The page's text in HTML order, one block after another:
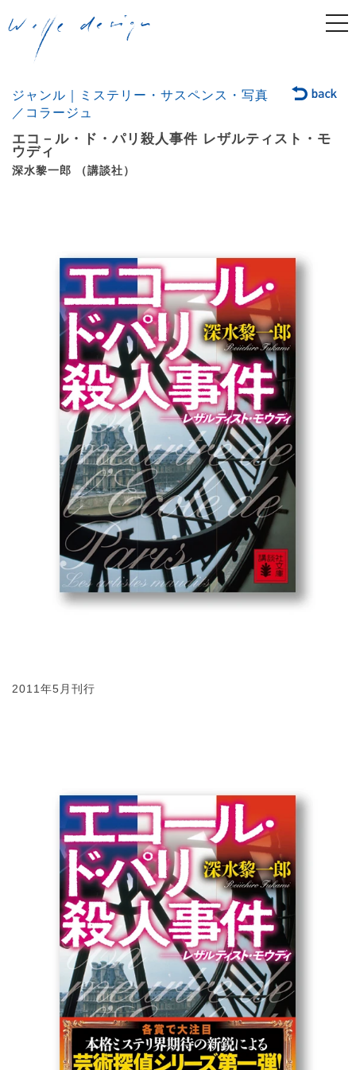
ジャンル｜ミステリー・サスペンス・写真
／コラージュ
エコ－ル・ド・パリ殺人事件 レザルティスト・モ
ウディ
深水黎一郎 （講談社）
2011年5月刊行